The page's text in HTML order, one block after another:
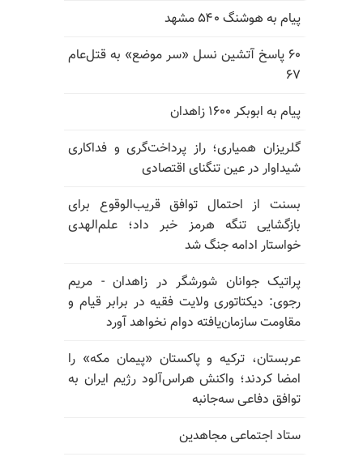
پیام به هوشنگ ۵۴۰ مشهد
۶۰ پاسخ آتشین نسل «سر موضع» به قتل‌عام
۶۷
پیام به ابوبکر ۱۶۰۰ زاهدان
گلریزان همیاری؛ راز پرداخت‌گری و فداکاری
شیداوار در عین تنگنای اقتصادی
بسنت از احتمال توافق قریب‌الوقوع برای
بازگشایی تنگه هرمز خبر داد؛ علم‌الهدی
خواستار ادامه جنگ شد
پراتیک جوانان شورشگر در زاهدان - مریم
رجوی: دیکتاتوری ولایت فقیه در برابر قیام و
مقاومت سازمان‌یافته دوام نخواهد آورد
عربستان، ترکیه و پاکستان «پیمان مکه» را
امضا کردند؛ واکنش هراس‌آلود رژیم ایران به
توافق دفاعی سه‌جانبه
ستاد اجتماعی مجاهدین